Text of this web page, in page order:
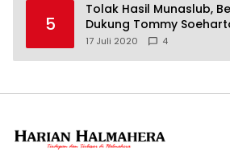
5
Tolak Hasil Munaslub,
Dukung Tommy
17 Juli 2020 4